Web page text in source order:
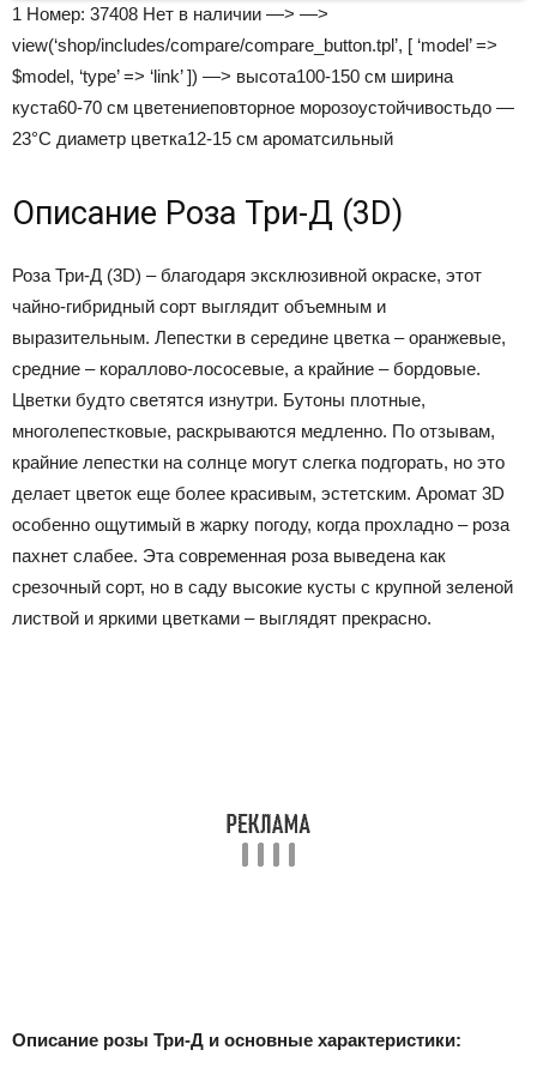
1 Номер: 37408 Нет в наличии —> —>
view(‘shop/includes/compare/compare_button.tpl’, [ ‘model’ =>
$model, ‘type’ => ‘link’ ]) —> высота100-150 см ширина
куста60-70 см цветениеповторное морозоустойчивостьдо —
23°С диаметр цветка12-15 см ароматсильный
Описание Роза Три-Д (3D)
Роза Три-Д (3D) – благодаря эксклюзивной окраске, этот
чайно-гибридный сорт выглядит объемным и
выразительным. Лепестки в середине цветка – оранжевые,
средние – кораллово-лососевые, а крайние – бордовые.
Цветки будто светятся изнутри. Бутоны плотные,
многолепестковые, раскрываются медленно. По отзывам,
крайние лепестки на солнце могут слегка подгорать, но это
делает цветок еще более красивым, эстетским. Аромат 3D
особенно ощутимый в жарку погоду, когда прохладно – роза
пахнет слабее. Эта современная роза выведена как
срезочный сорт, но в саду высокие кусты с крупной зеленой
листвой и яркими цветками – выглядят прекрасно.
Описание розы Три-Д и основные характеристики: